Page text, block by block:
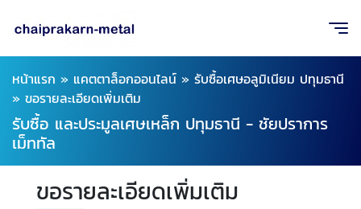
หน้าแรก » แคตตาล็อกออนไลน์ » รับซื้อเศษอลูมิเนียม ปทุมธานี
» ขอรายละเอียดเพิ่มเติม
รับซื้อ และประมูลเศษเหล็ก ปทุมธานี - ชัยปราการ
เม็ททัล
ขอรายละเอียดเพิ่มเติม